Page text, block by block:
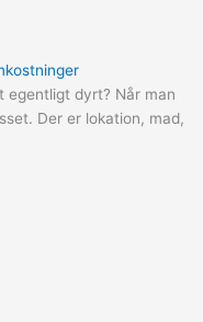
egentligt dyrt? Når man
Der er lokation, mad,